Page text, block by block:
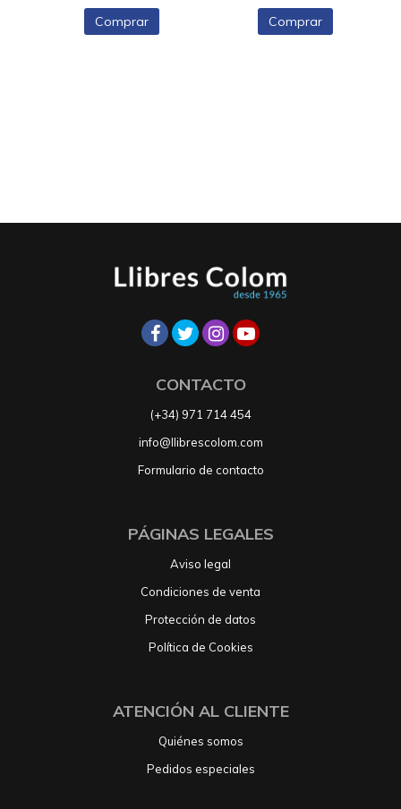
Comprar Comprar
CONTACTO
(+34) 971 714 454
info@llibrescolom.com
Formulario de contacto
PÁGINAS LEGALES
Aviso legal
Condiciones de venta
Protección de datos
Política de Cookies
ATENCIÓN AL CLIENTE
Quiénes somos
Pedidos especiales